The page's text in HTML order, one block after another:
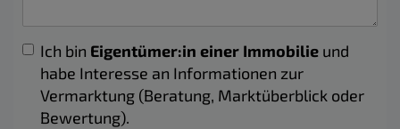
Ich bin Eigentümer:in einer Immobilie und
habe Interesse an Informationen zur
Vermarktung (Beratung, Marktüberblick oder
Bewertung).